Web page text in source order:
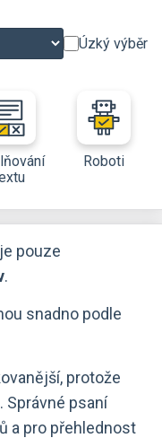
Úzký výběr
Roboti
pouze
.
snadno podle
protože
. Správné psaní
a pro přehlednost